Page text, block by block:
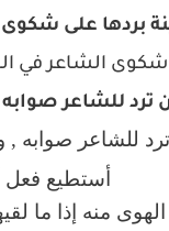
بردها على
شكوى الشاعر في
ترد للشاعر
للشاعر صوابه ,
أستطيع
منه إذا ما